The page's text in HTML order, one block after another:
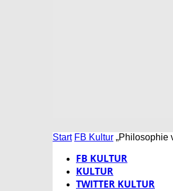
Start FB Kultur „Philosophie
FB KULTUR
KULTUR
TWITTER KULTUR